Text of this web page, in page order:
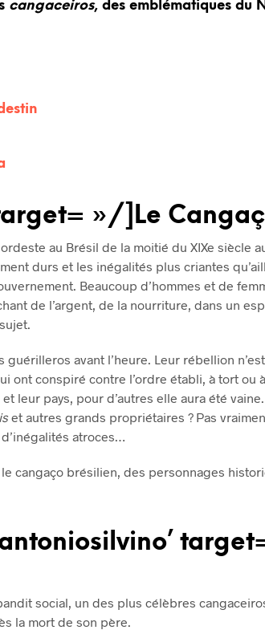
cangaceiros, des emblématiques du
»/]Le
au Brésil de la moitié du XIXe siècle
durs et les inégalités plus criantes
Beaucoup d’hommes et de
de l’argent, de la nourriture, dans un
avant l’heure. Leur rébellion
ont conspiré contre l’ordre établi, à tort
leur pays, pour d’autres elle aura été vaine.
et autres grands propriétaires ? Pas
atroces…
cangaço brésilien, des personnages
social, un des plus célèbres
la mort de son père.